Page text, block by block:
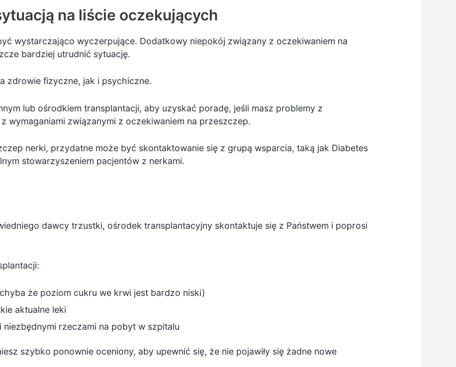
na liście oczekujących
wystarczająco wyczerpujące. Dodatkowy niepokój związany z oczekiwaniem na
bardziej utrudnić sytuację.
zdrowie fizyczne, jak i psychiczne.
lub ośrodkiem transplantacji, aby uzyskać poradę, jeśli masz problemy z
wymaganiami związanymi z oczekiwaniem na przeszczep.
nerki, przydatne może być skontaktowanie się z grupą wsparcia, taką jak Diabetes
stowarzyszeniem pacjentów z nerkami.
dawcy trzustki, ośrodek transplantacyjny skontaktuje się z Państwem i poprosi
że poziom cukru we krwi jest bardzo niski)
aktualne leki
rzeczami na pobyt w szpitalu
szybko ponownie oceniony, aby upewnić się, że nie pojawiły się żadne nowe